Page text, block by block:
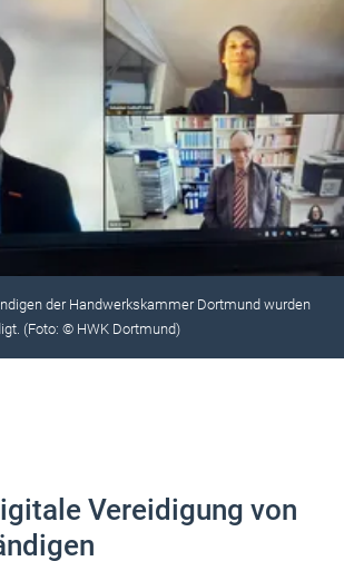
der Handwerkskammer Dortmund wurden
(Foto: © HWK Dortmund)
Vereidigung von